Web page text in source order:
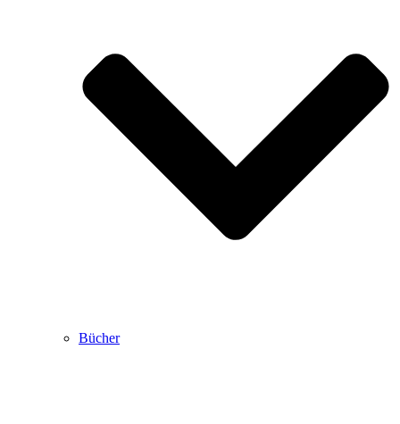
Bücher